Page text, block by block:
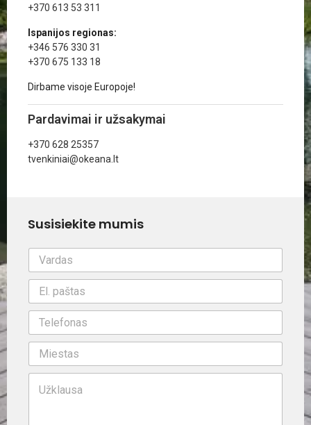
+370 613 53 311
Ispanijos regionas:
+346 576 330 31
+370 675 133 18
Dirbame visoje Europoje!
Pardavimai ir užsakymai
+370 628 25357
tvenkiniai@okeana.lt
Susisiekite mumis